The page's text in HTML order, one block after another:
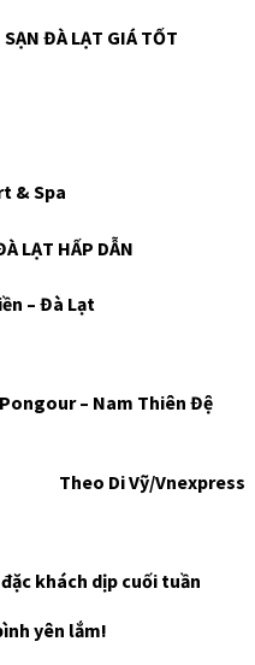
SẠN ĐÀ LẠT GIÁ TỐT
& Spa
LẠT HẤP DẪN
– Đà Lạt
– Nam Thiên Đệ
Theo Di Vỹ/Vnexpress
khách dịp cuối tuần
yên lắm!